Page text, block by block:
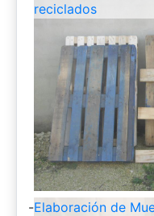
reciclados
-Elaboración de